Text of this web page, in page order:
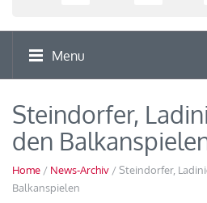
Menu
Steindorfer,
den
Home / News-Archiv / Steindorfer,
Balkanspielen